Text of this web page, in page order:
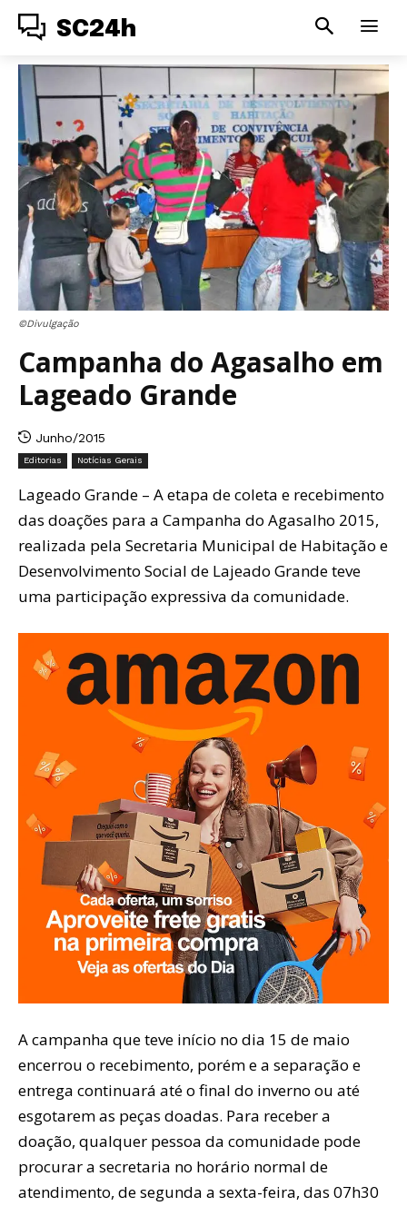
SC24h
©Divulgação
Campanha do Agasalho em
Lageado Grande
Junho/2015
Editorias Notícias Gerais
Lageado Grande – A etapa de coleta e recebimento
das doações para a Campanha do Agasalho 2015,
realizada pela Secretaria Municipal de Habitação e
Desenvolvimento Social de Lajeado Grande teve
uma participação expressiva da comunidade.
A campanha que teve início no dia 15 de maio
encerrou o recebimento, porém e a separação e
entrega continuará até o final do inverno ou até
esgotarem as peças doadas. Para receber a
doação, qualquer pessoa da comunidade pode
procurar a secretaria no horário normal de
atendimento, de segunda a sexta-feira, das 07h30